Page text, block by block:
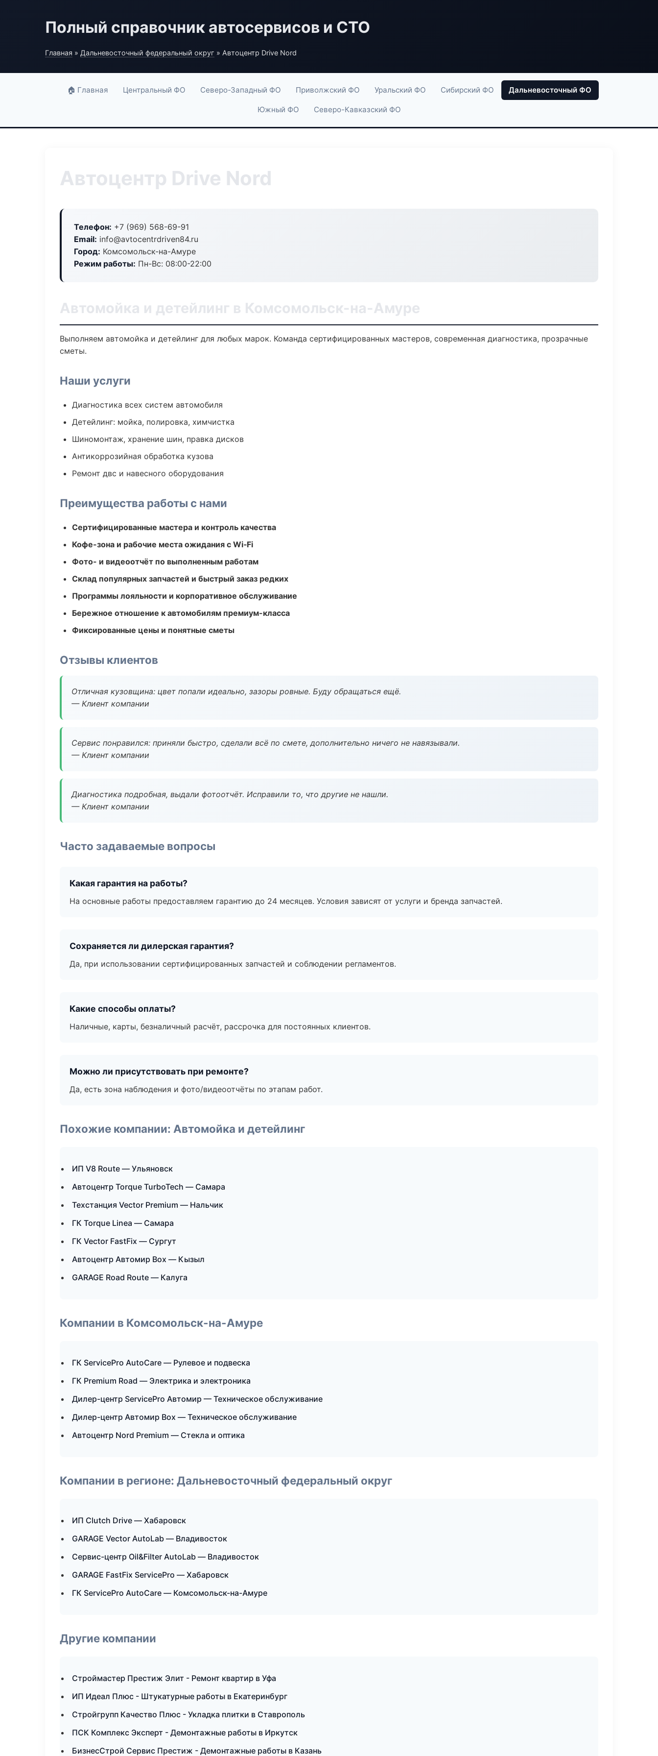
Полный справочник автосервисов и СТО
Главная » Дальневосточный федеральный округ » Автоцентр Drive Nord
🏠 Главная Центральный ФО Северо-Западный ФО Приволжский ФО Уральский ФО Сибирский ФО Дальневосточный ФО
Южный ФО Северо-Кавказский ФО
Автоцентр Drive Nord
Телефон: +7 (969) 568-69-91
Email: info@avtocentrdriven84.ru
Город: Комсомольск-на-Амуре
Режим работы: Пн-Вс: 08:00-22:00
Автомойка и детейлинг в Комсомольск-на-Амуре
Выполняем автомойка и детейлинг для любых марок. Команда сертифицированных мастеров, современная диагностика, прозрачные
сметы.
Наши услуги
Диагностика всех систем автомобиля
Детейлинг: мойка, полировка, химчистка
Шиномонтаж, хранение шин, правка дисков
Антикоррозийная обработка кузова
Ремонт двс и навесного оборудования
Преимущества работы с нами
Сертифицированные мастера и контроль качества
Кофе-зона и рабочие места ожидания с Wi‑Fi
Фото- и видеоотчёт по выполненным работам
Склад популярных запчастей и быстрый заказ редких
Программы лояльности и корпоративное обслуживание
Бережное отношение к автомобилям премиум-класса
Фиксированные цены и понятные сметы
Отзывы клиентов
Отличная кузовщина: цвет попали идеально, зазоры ровные. Буду обращаться ещё.
— Клиент компании
Сервис понравился: приняли быстро, сделали всё по смете, дополнительно ничего не навязывали.
— Клиент компании
Диагностика подробная, выдали фотоотчёт. Исправили то, что другие не нашли.
— Клиент компании
Часто задаваемые вопросы
Какая гарантия на работы?
На основные работы предоставляем гарантию до 24 месяцев. Условия зависят от услуги и бренда запчастей.
Сохраняется ли дилерская гарантия?
Да, при использовании сертифицированных запчастей и соблюдении регламентов.
Какие способы оплаты?
Наличные, карты, безналичный расчёт, рассрочка для постоянных клиентов.
Можно ли присутствовать при ремонте?
Да, есть зона наблюдения и фото/видеоотчёты по этапам работ.
Похожие компании: Автомойка и детейлинг
ИП V8 Route — Ульяновск
Автоцентр Torque TurboTech — Самара
Техстанция Vector Premium — Нальчик
ГК Torque Linea — Самара
ГК Vector FastFix — Сургут
Автоцентр Автомир Box — Кызыл
GARAGE Road Route — Калуга
Компании в Комсомольск-на-Амуре
ГК ServicePro AutoCare — Рулевое и подвеска
ГК Premium Road — Электрика и электроника
Дилер-центр ServicePro Автомир — Техническое обслуживание
Дилер-центр Автомир Box — Техническое обслуживание
Автоцентр Nord Premium — Стекла и оптика
Компании в регионе: Дальневосточный федеральный округ
ИП Clutch Drive — Хабаровск
GARAGE Vector AutoLab — Владивосток
Сервис-центр Oil&Filter AutoLab — Владивосток
GARAGE FastFix ServicePro — Хабаровск
ГК ServicePro AutoCare — Комсомольск-на-Амуре
Другие компании
Строймастер Престиж Элит - Ремонт квартир в Уфа
ИП Идеал Плюс - Штукатурные работы в Екатеринбург
Стройгрупп Качество Плюс - Укладка плитки в Ставрополь
ПСК Комплекс Эксперт - Демонтажные работы в Иркутск
БизнесСтрой Сервис Престиж - Демонтажные работы в Казань